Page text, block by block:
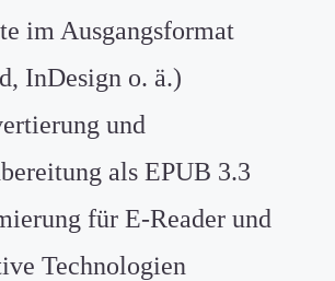
im Ausgangsformat
InDesign o. ä.)
und
als EPUB 3.3
für E-Reader und
Technologien